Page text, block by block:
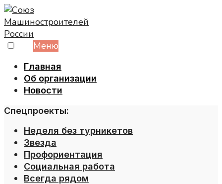
Skip
to
content
Меню
Главная
Об организации
Новости
Спецпроекты:
Неделя без турникетов
Звезда
Профориентация
Социальная работа
Всегда рядом